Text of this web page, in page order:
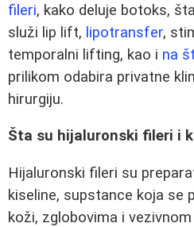
fileri, kako deluje botoks,
služi lip lift, lipotransfer,
temporalni lifting, kao i na
prilikom odabira privatne
hirurgiju.
Šta su hijaluronski fileri i
Hijaluronski fileri su
kiseline, supstance koja se
koži, zglobovima i